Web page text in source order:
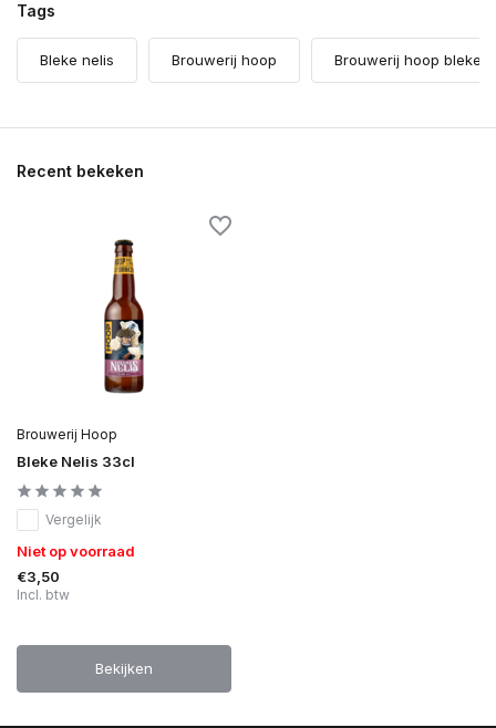
Tags
Bleke nelis Brouwerij hoop Brouwerij hoop bleke
Recent bekeken
Brouwerij Hoop
Bleke Nelis 33cl
Vergelijk
Niet op voorraad
€3,50
Incl. btw
Bekijken